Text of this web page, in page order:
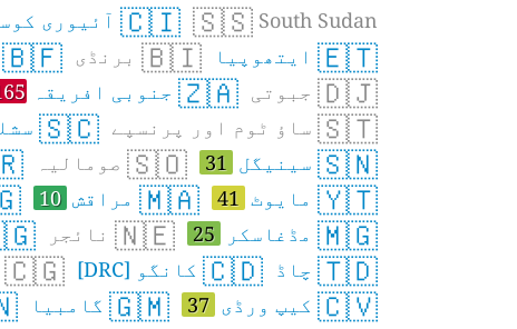
🇸🇸 South Sudan
🇨🇮 آئیوری
🇪🇹 ایتھوپیا 🇧🇮 برنڈی 🇧🇫
🇩🇯 جبوتی 🇿🇦 جنوبی افریقہ
🇸🇹 ساؤ ٹوم اور پرنسپے 🇸🇨
🇸🇳 سینیگل 31
🇸🇴 صومالیہ
🇾🇹 مایوٹ 41
🇲🇦 مراقش 10
🇲🇬 مڈغاسکر 25
🇳🇪 نائجر
🇹🇩 چاڈ 🇨🇩 کانگو [DRC] 🇨🇬
🇨🇻 کیپ ورڈی 37
🇬🇲 گامبیا